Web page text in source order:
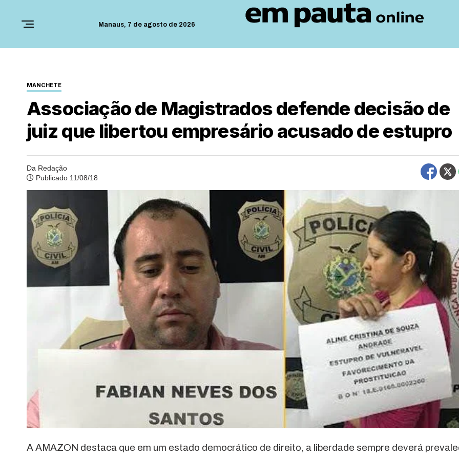
Manaus, 7 de agosto de 2026
MANCHETE
Associação de Magistrados defende decisão de
juiz que libertou empresário acusado de estupro
Da Redação
Publicado 11/08/18
A AMAZON destaca que em um estado democrático de direito, a liberdade sempre deverá